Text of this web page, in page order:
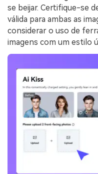
se beijar. Certifique-se
válida para ambas as
considerar o uso de
imagens com um estilo